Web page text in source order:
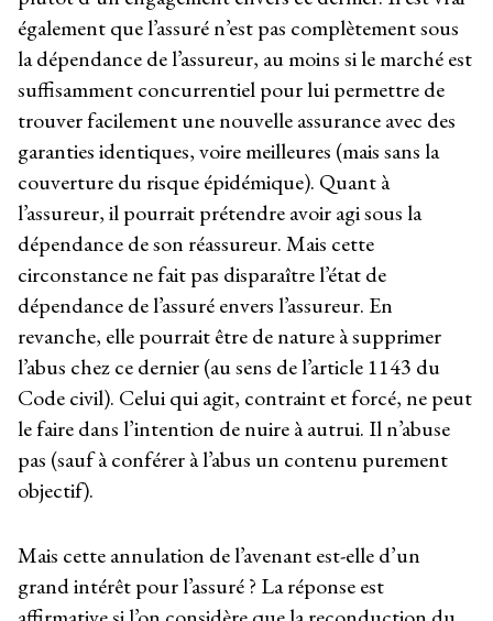
également que l’assuré n’est pas complètement sous
la dépendance de l’assureur, au moins si le marché est
suffisamment concurrentiel pour lui permettre de
trouver facilement une nouvelle assurance avec des
garanties identiques, voire meilleures (mais sans la
couverture du risque épidémique). Quant à
l’assureur, il pourrait prétendre avoir agi sous la
dépendance de son réassureur. Mais cette
circonstance ne fait pas disparaître l’état de
dépendance de l’assuré envers l’assureur. En
revanche, elle pourrait être de nature à supprimer
l’abus chez ce dernier (au sens de l’article 1143 du
Code civil). Celui qui agit, contraint et forcé, ne peut
le faire dans l’intention de nuire à autrui. Il n’abuse
pas (sauf à conférer à l’abus un contenu purement
objectif).
Mais cette annulation de l’avenant est-elle d’un
grand intérêt pour l’assuré ? La réponse est